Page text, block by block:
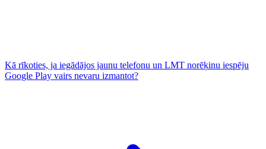
Kā rīkoties, ja iegādājos jaunu telefonu un LMT norēķinu iespēju
Google Play vairs nevaru izmantot?